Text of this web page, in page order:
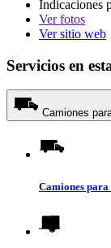
Indicaciones
Verfotos
Ver sitio web
Servicios en
Camiones
Camiones para